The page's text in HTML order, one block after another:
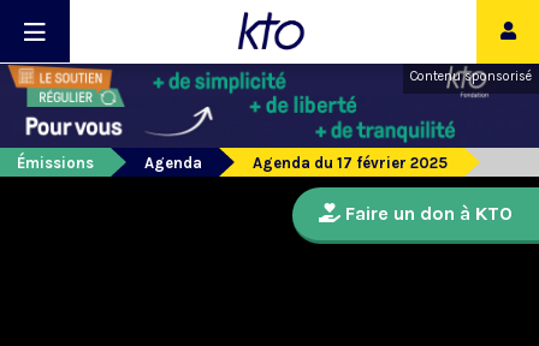
Contenu sponsorisé
Émissions Agenda Agenda du 17 février 2025
Faire un don à KTO